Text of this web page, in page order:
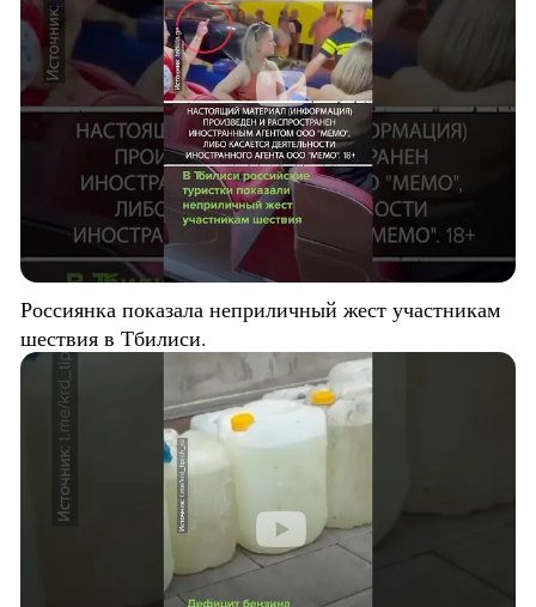
Россиянка показала неприличный жест участникам
шествия в Тбилиси.